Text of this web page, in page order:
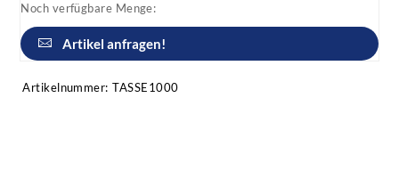
Noch verfügbare Menge:
Artikel anfragen!
Artikelnummer: TASSE1000